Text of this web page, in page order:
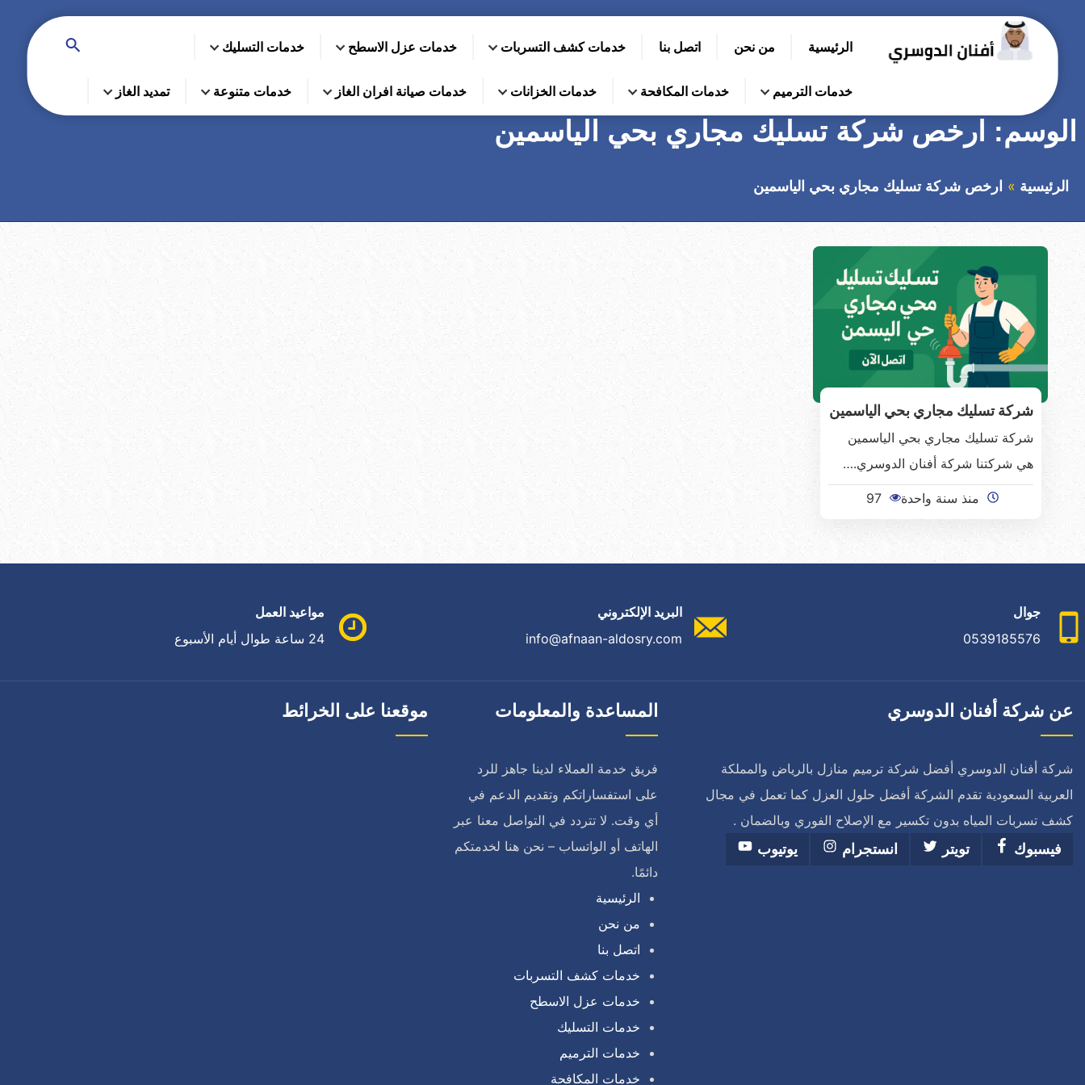
الرئيسية من نحن اتصل بنا خدمات كشف التسربات خدمات عزل الاسطح خدمات التسليك
خدمات الترميم خدمات المكافحة خدمات الخزانات خدمات صيانة افران الغاز خدمات متنوعة تمديد الغاز
الوسم: ارخص شركة تسليك مجاري بحي الياسمين
الرئيسية ارخص شركة تسليك مجاري بحي الياسمين
شركة تسليك مجاري بحي الياسمين
شركة تسليك مجاري بحي الياسمين
هي شركتنا شركة أفنان الدوسري.…
منذ سنة واحدة 97
جوال
0539185576
البريد الإلكتروني
info@afnaan-aldosry.com
مواعيد العمل
24 ساعة طوال أيام الأسبوع
عن شركة أفنان الدوسري
شركة أفنان الدوسري أفضل شركة ترميم منازل بالرياض والمملكة
العربية السعودية تقدم الشركة أفضل حلول العزل كما تعمل في مجال
كشف تسربات المياه بدون تكسير مع الإصلاح الفوري وبالضمان .
فيسبوك
تويتر انستجرام يوتيوب
المساعدة والمعلومات
فريق خدمة العملاء لدينا جاهز للرد
على استفساراتكم وتقديم الدعم في
أي وقت. لا تتردد في التواصل معنا عبر
الهاتف أو الواتساب – نحن هنا لخدمتكم
دائمًا.
الرئيسية
من نحن
اتصل بنا
خدمات كشف التسربات
خدمات عزل الاسطح
خدمات التسليك
خدمات الترميم
خدمات المكافحة
موقعنا على الخرائط